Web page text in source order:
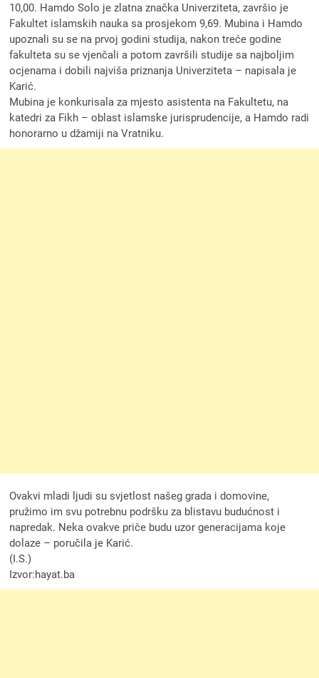
10,00. Hamdo Solo je zlatna značka Univerziteta, završio je
Fakultet islamskih nauka sa prosjekom 9,69. Mubina i Hamdo
upoznali su se na prvoj godini studija, nakon treće godine
fakulteta su se vjenčali a potom završili studije sa najboljim
ocjenama i dobili najviša priznanja Univerziteta – napisala je
Karić.
Mubina je konkurisala za mjesto asistenta na Fakultetu, na
katedri za Fikh – oblast islamske jurisprudencije, a Hamdo radi
honorarno u džamiji na Vratniku.
Ovakvi mladi ljudi su svjetlost našeg grada i domovine,
pružimo im svu potrebnu podršku za blistavu budućnost i
napredak. Neka ovakve priče budu uzor generacijama koje
dolaze – poručila je Karić.
(I.S.)
Izvor:hayat.ba